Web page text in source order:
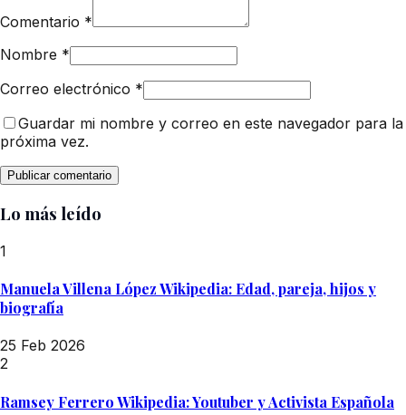
Comentario *
Nombre *
Correo electrónico *
Guardar mi nombre y correo en este navegador para la
próxima vez.
Lo más leído
1
Manuela Villena López Wikipedia: Edad, pareja, hijos y
biografía
25 Feb 2026
2
Ramsey Ferrero Wikipedia: Youtuber y Activista Española